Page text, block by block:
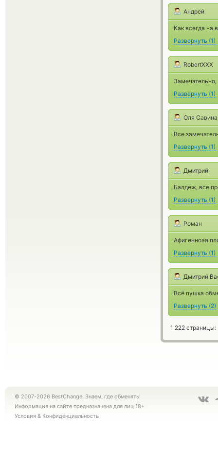
Андрей
Как всегда на
Развернуть (1)
RobertXXX
Развернуть (1)
Оля Савина
Все
Развернуть (1)
Дмитрий
Балдеж, все
Развернуть (1)
Роман
Афигенноая
Развернуть (1)
Дмитрий
Всё пушка
Развернуть (2)
1 222 страницы:
© 2007-2026 BestChange. Знаем, где обменять!
Информация на сайте предназначена для лиц 18+
Условия & Конфиденциальность